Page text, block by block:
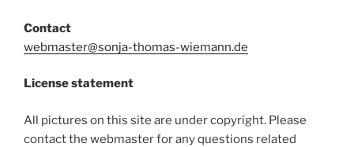
Contact
webmaster@sonja-thomas-wiemann.de
License statement
All pictures on this site are under copyright. Please
contact the webmaster for any questions related